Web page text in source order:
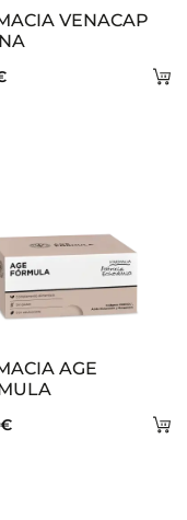
VENACAP
AGE
€